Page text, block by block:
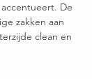
De
zakken aan
clean en